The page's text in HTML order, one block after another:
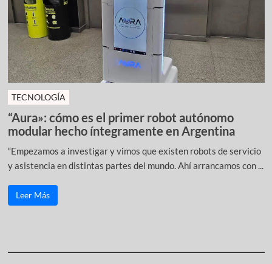
TECNOLOGÍA
“Aura»: cómo es el primer robot autónomo
modular hecho íntegramente en Argentina
“Empezamos a investigar y vimos que existen robots de servicio
y asistencia en distintas partes del mundo. Ahí arrancamos con ...
Leer Más